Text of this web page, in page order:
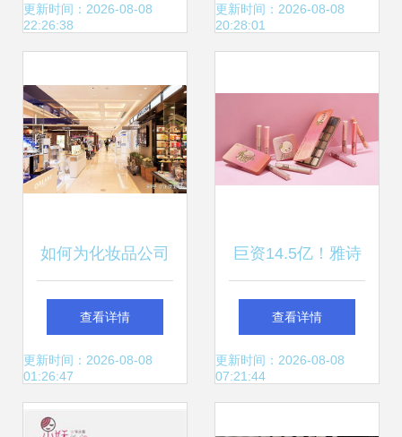
美妆产品引入中国
更新时间：2026-08-08
22:26:38
更新时间：2026-08-08
20:28:01
如何为化妆品公司
起名 高端好听的名
字榜单
查看详情
更新时间：2026-08-08
01:26:47
巨资14.5亿！雅诗
兰黛再度出手，拿
下彩妆品牌Too
查看详情
更新时间：2026-08-08
07:21:44